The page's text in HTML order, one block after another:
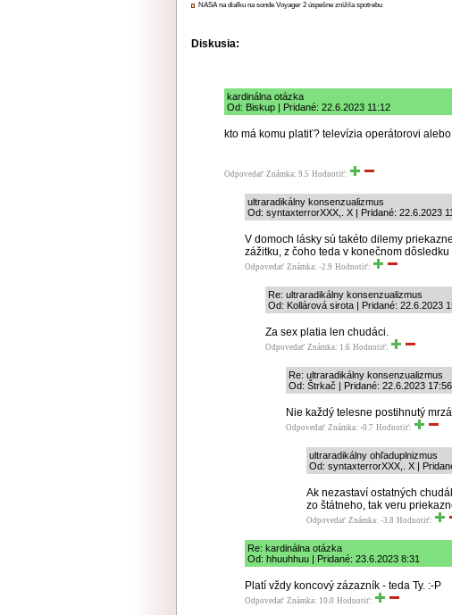
NASA na diaľku na sonde Voyager 2 úspešne znížila spotrebu
Diskusia:
kardinálna otázka
Od: Biskup | Pridané: 22.6.2023 11:12
kto má komu platiť? televízia operátorovi
Odpovedať Známka: 9.5 Hodnotiť:
ultraradikálny konsenzualizmus
Od: syntaxterrorXXX,. X | Pridané: 22.6.2023
V domoch lásky sú takéto dilemy
zážitku, z čoho teda v konečnom
Odpovedať Známka: -2.9 Hodnotiť:
Re: ultraradikálny konsenzualizmus
Od: Kollárová sirota | Pridané: 22.6.2023
Za sex platia len chudáci.
Odpovedať Známka: 1.6 Hodnotiť:
Re: ultraradikálny konsenzualizmus
Od: Štrkač | Pridané: 22.6.2023 17:56
Nie každý telesne postihnutý
Odpovedať Známka: -0.7 Hodnotiť:
ultraradikálny ohľaduplnizmus
Od: syntaxterrorXXX,. X |
Ak nezastaví ostatných
zo štátneho, tak veru
Odpovedať Známka: -3.8 Hodnotiť:
Re: kardinálna otázka
Od: hhuuhhuu | Pridané: 23.6.2023 8:31
Platí vždy koncový zázazník - teda Ty. :-P
Odpovedať Známka: 10.0 Hodnotiť: